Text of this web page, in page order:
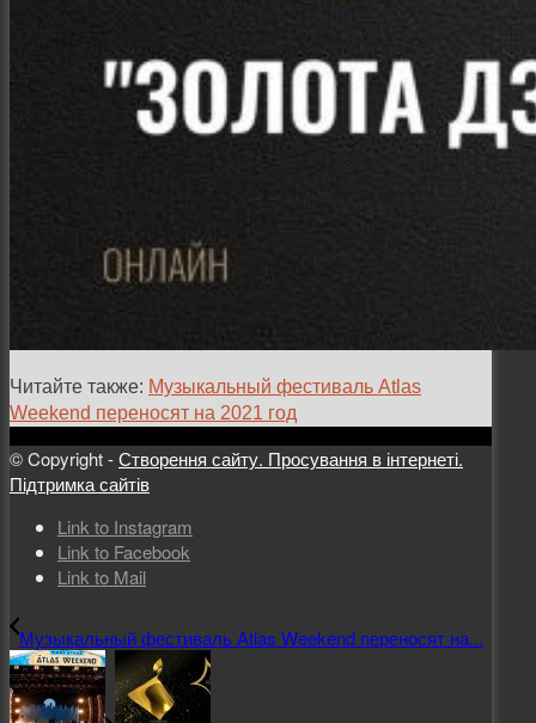
Читайте также: Музыкальный фестиваль Atlas
Weekend переносят на 2021 год
© Copyright -Створення сайту. Просування в інтернеті.
Підтримка сайтів
Link to Instagram
Link to Facebook
Link to Mail
Музыкальный фестиваль Atlas Weekend переносят на...